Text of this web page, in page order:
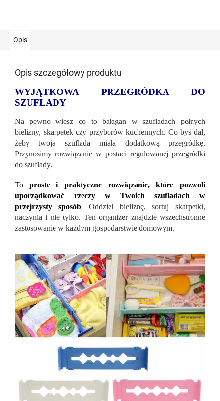
Opis
Opis szczegółowy produktu
WYJĄTKOWA PRZEGRÓDKA DO
SZUFLADY
Na pewno wiesz co to bałagan w szufladach pełnych
bielizny, skarpetek czy przyborów kuchennych. Co byś dał,
żeby twoja szuflada miała dodatkową przegródkę.
Przynosimy rozwiązanie w postaci regulowanej przegródki
do szuflady.
To proste i praktyczne rozwiązanie, które pozwoli
uporządkować rzeczy w Twoich szufladach w
przejrzysty sposób. Oddziel bieliznę, sortuj skarpetki,
naczynia i nie tylko. Ten organizer znajdzie wszechstronne
zastosowanie w każdym gospodarstwie domowym.